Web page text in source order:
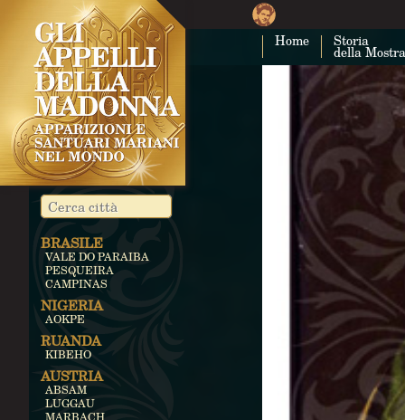
Home Storia
della Mostra
BRASILE
VALE DO PARAIBA
PESQUEIRA
CAMPINAS
NIGERIA
AOKPE
RUANDA
KIBEHO
AUSTRIA
ABSAM
LUGGAU
MARBACH